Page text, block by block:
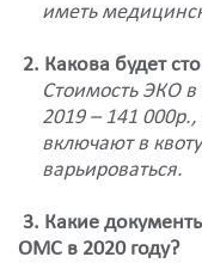
иметь
2. Какова будет
Стоимость ЭКО в
2019 – 141
включают в
варьироваться.
3. Какие
ОМС в 2020 году?